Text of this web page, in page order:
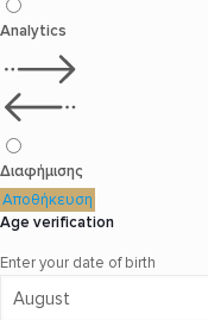
Analytics
Διαφήμισης
Αποθήκευση
Age verification
Enter your date of birth